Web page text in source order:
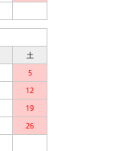
土
5
12
19
26